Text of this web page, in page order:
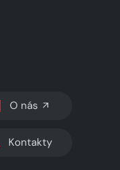
SVĚTLÝ/TMAVÝ REŽIM
O nás
Kontakty